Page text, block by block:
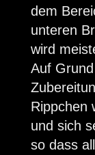
dem
unteren
wird
Auf
Rippchen
und sich
so dass